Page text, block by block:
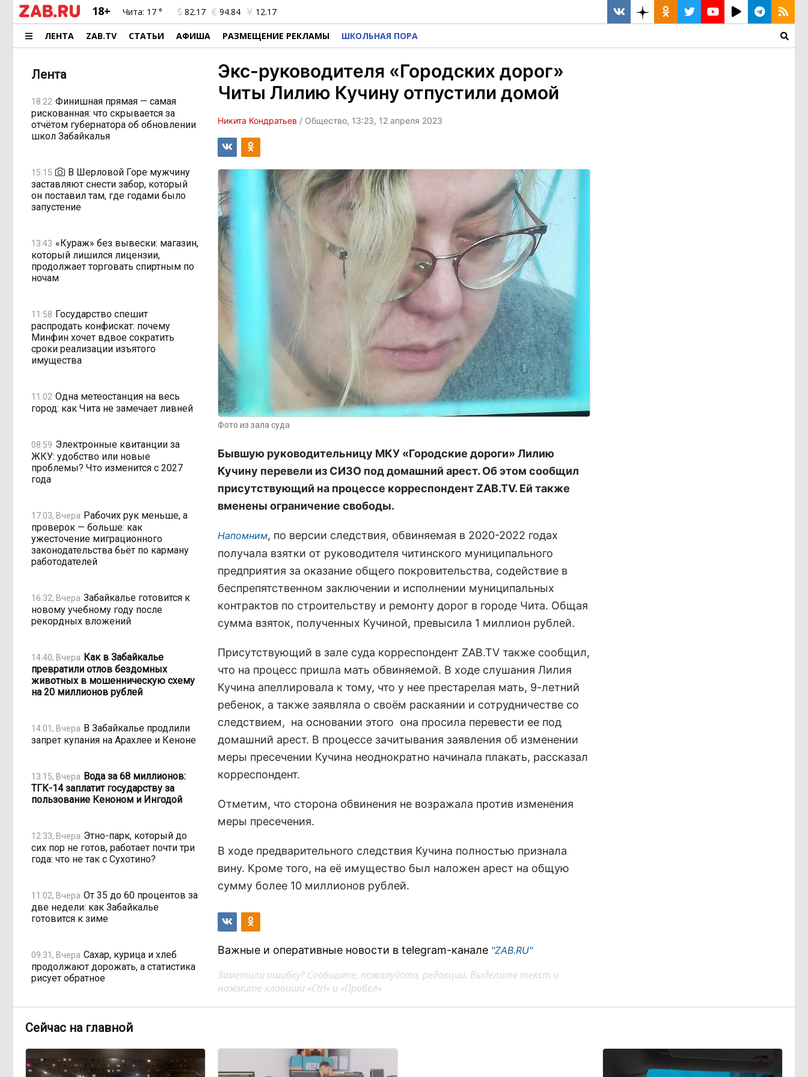
18+ Чита: 17 ° 82.17 94.84 12.17
ЛЕНТА ZAB.TV СТАТЬИ АФИША РАЗМЕЩЕНИЕ РЕКЛАМЫ ШКОЛЬНАЯ ПОРА
Лента
18:22 Финишная прямая — самая
рискованная: что скрывается за
отчётом губернатора об обновлении
школ Забайкалья
15:15
В Шерловой Горе мужчину
заставляют снести забор, который
он поставил там, где годами было
запустение
13:43 «Кураж» без вывески: магазин,
который лишился лицензии,
продолжает торговать спиртным по
ночам
11:58 Государство спешит
распродать конфискат: почему
Минфин хочет вдвое сократить
сроки реализации изъятого
имущества
11:02 Одна метеостанция на весь
город: как Чита не замечает ливней
08:59 Электронные квитанции за
ЖКУ: удобство или новые
проблемы? Что изменится с 2027
года
17:03, Вчера Рабочих рук меньше, а
проверок — больше: как
ужесточение миграционного
законодательства бьёт по карману
работодателей
16:32, Вчера Забайкалье готовится к
новому учебному году после
рекордных вложений
14:40, Вчера Как в Забайкалье
превратили отлов бездомных
животных в мошенническую схему
на 20 миллионов рублей
14:01, Вчера В Забайкалье продлили
запрет купания на Арахлее и Кеноне
13:15, Вчера Вода за 68 миллионов:
ТГК-14 заплатит государству за
пользование Кеноном и Ингодой
12:33, Вчера Этно-парк, который до
сих пор не готов, работает почти три
года: что не так с Сухотино?
11:02, Вчера От 35 до 60 процентов за
две недели: как Забайкалье
готовится к зиме
09:31, Вчера Сахар, курица и хлеб
продолжают дорожать, а статистика
рисует обратное
дамбы раньше сроков, чтобы
18:01, 6 августа
Погодные качели в
Экс-руководителя «Городских дорог»
Читы Лилию Кучину отпустили домой
Никита Кондратьев / Общество, 13:23, 12 апреля 2023
Фото из зала суда
Бывшую руководительницу МКУ «Городские дороги» Лилию
Кучину перевели из СИЗО под домашний арест. Об этом сообщил
присутствующий на процессе корреспондент ZAB.TV. Ей также
вменены ограничение свободы.
Напомним, по версии следствия, обвиняемая в 2020-2022 годах
получала взятки от руководителя читинского муниципального
предприятия за оказание общего покровительства, содействие в
беспрепятственном заключении и исполнении муниципальных
контрактов по строительству и ремонту дорог в городе Чита. Общая
сумма взяток, полученных Кучиной, превысила 1 миллион рублей.
Присутствующий в зале суда корреспондент ZAB.TV также сообщил,
что на процесс пришла мать обвиняемой. В ходе слушания Лилия
Кучина апеллировала к тому, что у нее престарелая мать, 9-летний
ребенок, а также заявляла о своём раскаянии и сотрудничестве со
следствием, на основании этого она просила перевести ее под
домашний арест. В процессе зачитывания заявления об изменении
меры пресечении Кучина неоднократно начинала плакать, рассказал
корреспондент.
Отметим, что сторона обвинения не возражала против изменения
меры пресечения.
В ходе предварительного следствия Кучина полностью признала
вину. Кроме того, на её имущество был наложен арест на общую
сумму более 10 миллионов рублей.
Важные и оперативные новости в telegram-канале "ZAB.RU"
Заметили ошибку? Сообщите, пожалуйста, редакции. Выделите текст и
нажмите клавиши «Ctrl» и «Пробел»
Сейчас на главной